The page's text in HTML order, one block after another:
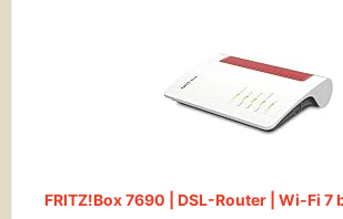
FRITZ!Box 7690 | DSL-Router | Wi-Fi 7